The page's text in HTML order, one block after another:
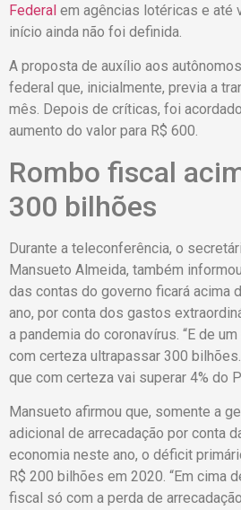
Federal em agências lotéricas e até
início ainda não foi definida.
A proposta de auxílio aos
federal que, inicialmente, previa a
mês. Depois de críticas, foi
aumento do valor para R$ 600.
Rombo fiscal
300 bilhões
Durante a teleconferência, o
Mansueto Almeida, também
das contas do governo ficará acima
ano, por conta dos gastos
a pandemia do coronavírus. “E de
com certeza ultrapassar 300
que com certeza vai superar 4% do
Mansueto afirmou que, somente a
adicional de arrecadação por conta
economia neste ano, o déficit
R$ 200 bilhões em 2020. “Em cima
fiscal só com a perda de